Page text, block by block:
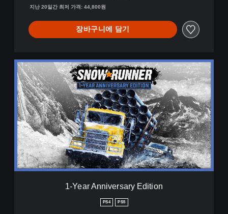
지난 20일간 최저 가격: 44,800원
장바구니에 담기
1
Y
e
a
A
n
v
e
1-Year Anniversary Edition
PS4 PS5